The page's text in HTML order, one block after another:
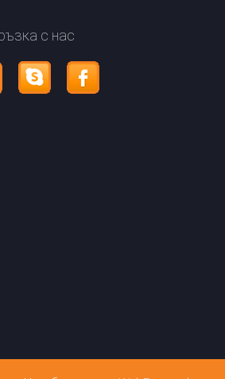
с нас